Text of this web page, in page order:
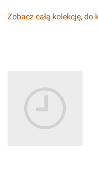
Zobacz całą kolekcję, do